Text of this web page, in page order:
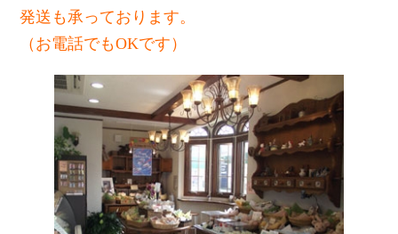
発送も承っております。
（お電話でもOKです）